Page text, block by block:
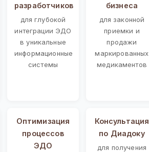
разработчиков
для глубокой
интеграции ЭДО
в уникальные
информационные
системы
бизнеса
для законной
приемки и
продажи
маркированных
медикаментов
Оптимизация
процессов
ЭДО
Консультация
по Диадоку
для получения